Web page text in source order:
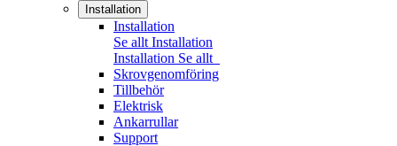
Installation
Installation
Se allt Installation
Installation Se allt
Skrovgenomföring
Tillbehör
Elektrisk
Ankarrullar
Support